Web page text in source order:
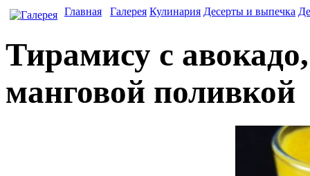
Главная Галерея Кулинария Десерты и выпечка
Тирамису с
манговой поливкой